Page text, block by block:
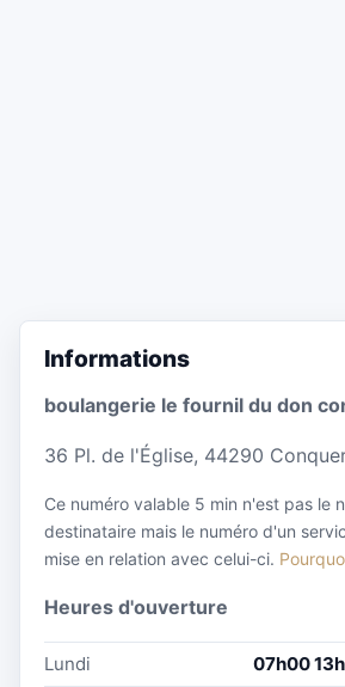
Informations
boulangerie le fournil du don
36 Pl. de l'Église, 44290
Ce numéro valable 5 min n'est pas le
destinataire mais le numéro d'un
mise en relation avec celui-ci.
Heures d'ouverture
Lundi
07h00